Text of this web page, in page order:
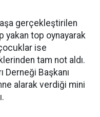
gerçekleştirilen
yakan top oynayarak
ise
tam not aldı.
Derneği Başkanı
alarak verdiği mini